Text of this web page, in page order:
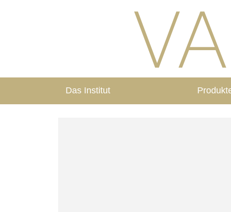
Das Institut